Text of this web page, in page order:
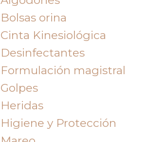
Bolsas orina
Cinta Kinesiológica
Desinfectantes
Formulación magistral
Golpes
Heridas
Higiene y Protección